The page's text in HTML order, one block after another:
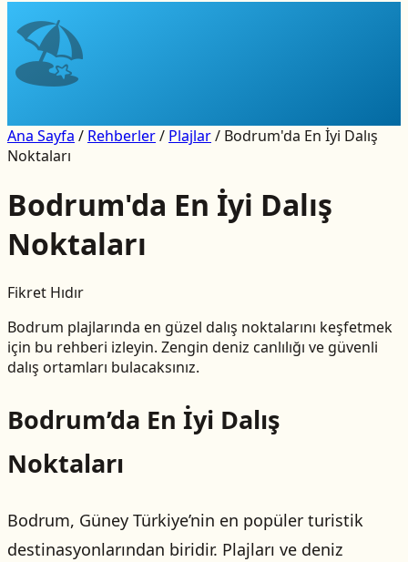
🏖
Ana Sayfa / Rehberler/ Plajlar/ Bodrum'da En İyi Dalış
Noktaları
Bodrum'da En İyi Dalış
Noktaları
Fikret Hıdır
Bodrum plajlarında en güzel dalış noktalarını keşfetmek
için bu rehberi izleyin. Zengin deniz canlılığı ve güvenli
dalış ortamları bulacaksınız.
Bodrum’da En İyi Dalış
Noktaları
Bodrum, Güney Türkiye’nin en popüler turistik
destinasyonlarından biridir. Plajları ve deniz